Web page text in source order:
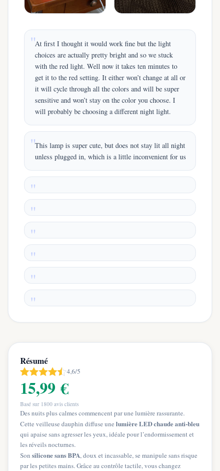
At first I thought it would work fine but the light
choices are actually pretty bright and so we stuck
with the red light. Well now it takes ten minutes to
get it to the red setting. It either won’t change at all or
it will cycle through all the colors and will be super
sensitive and won’t stay on the color you choose. I
will probably be choosing a different night light.
This lamp is super cute, but does not stay lit all night
unless plugged in, which is a little inconvenient for us
Résumé
4,6/5
15,99 €
Basé sur 1800 avis clients
Des nuits plus calmes commencent par une lumière rassurante.
Cette veilleuse dauphin diffuse une lumière LED chaude anti-bleu
qui apaise sans agresser les yeux, idéale pour l’endormissement et
les réveils nocturnes.
Son silicone sans BPA, doux et incassable, se manipule sans risque
par les petites mains. Grâce au contrôle tactile, vous changez